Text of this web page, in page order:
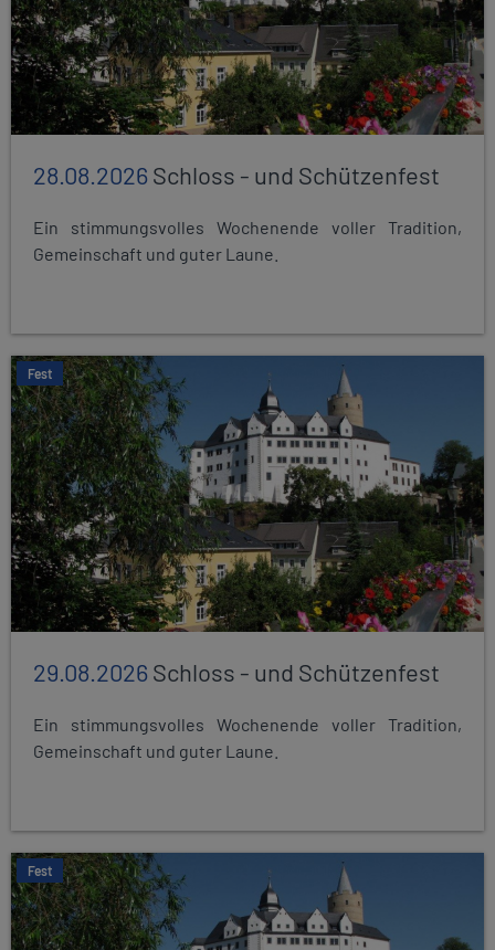
28.08.2026Schloss - und Schützenfest
Ein stimmungsvolles Wochenende voller Tradition,
Gemeinschaft und guter Laune.
Fest
29.08.2026Schloss - und Schützenfest
Ein stimmungsvolles Wochenende voller Tradition,
Gemeinschaft und guter Laune.
Fest